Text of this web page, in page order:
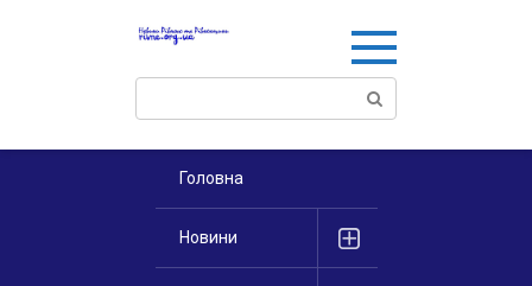
Поиск:
Головна
Новини